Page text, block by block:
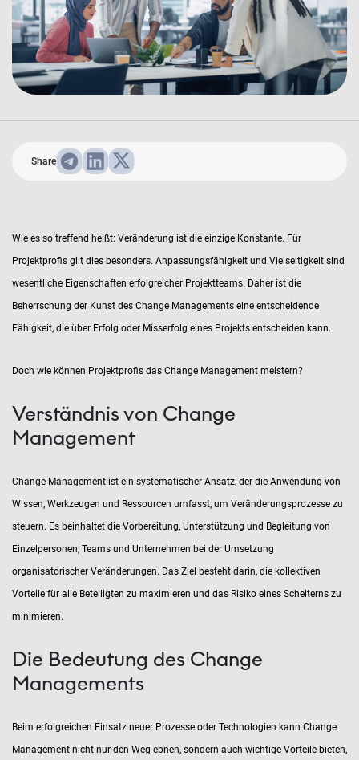
Share
Wie es so treffend heißt: Veränderung ist die einzige Konstante. Für
Projektprofis gilt dies besonders. Anpassungsfähigkeit und Vielseitigkeit sind
wesentliche Eigenschaften erfolgreicher Projektteams. Daher ist die
Beherrschung der Kunst des Change Managements eine entscheidende
Fähigkeit, die über Erfolg oder Misserfolg eines Projekts entscheiden kann.
Doch wie können Projektprofis das Change Management meistern?
Verständnis von Change
Management
Change Management ist ein systematischer Ansatz, der die Anwendung von
Wissen, Werkzeugen und Ressourcen umfasst, um Veränderungsprozesse zu
steuern. Es beinhaltet die Vorbereitung, Unterstützung und Begleitung von
Einzelpersonen, Teams und Unternehmen bei der Umsetzung
organisatorischer Veränderungen. Das Ziel besteht darin, die kollektiven
Vorteile für alle Beteiligten zu maximieren und das Risiko eines Scheiterns zu
minimieren.
Die Bedeutung des Change
Managements
Beim erfolgreichen Einsatz neuer Prozesse oder Technologien kann Change
Management nicht nur den Weg ebnen, sondern auch wichtige Vorteile bieten,